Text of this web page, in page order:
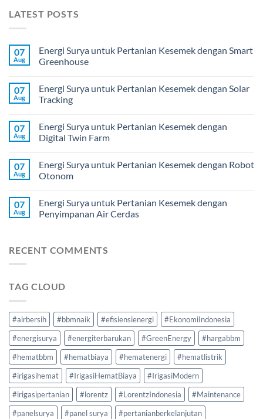
LATEST POSTS
07
Aug
Energi Surya untuk Pertanian Kesemek dengan Smart
Greenhouse
07
Aug
Energi Surya untuk Pertanian Kesemek dengan Solar
Tracking
07
Aug
Energi Surya untuk Pertanian Kesemek dengan
Digital Twin Farm
07
Aug
Energi Surya untuk Pertanian Kesemek dengan Robot
Otonom
07
Aug
Energi Surya untuk Pertanian Kesemek dengan
Penyimpanan Air Cerdas
RECENT COMMENTS
TAG CLOUD
#airbersih #bbmnaik #efisiensienergi
#EkonomiIndonesia
#energisurya
#energiterbarukan #GreenEnergy
#hargabbm
#hematbbm
#hematbiaya #hematenergi
#hematlistrik
#irigasihemat
#IrigasiHematBiaya
#IrigasiModern
#irigasipertanian
#lorentz #LorentzIndonesia
#Maintenance
#panelsurya
#panel surya #pertanianberkelanjutan